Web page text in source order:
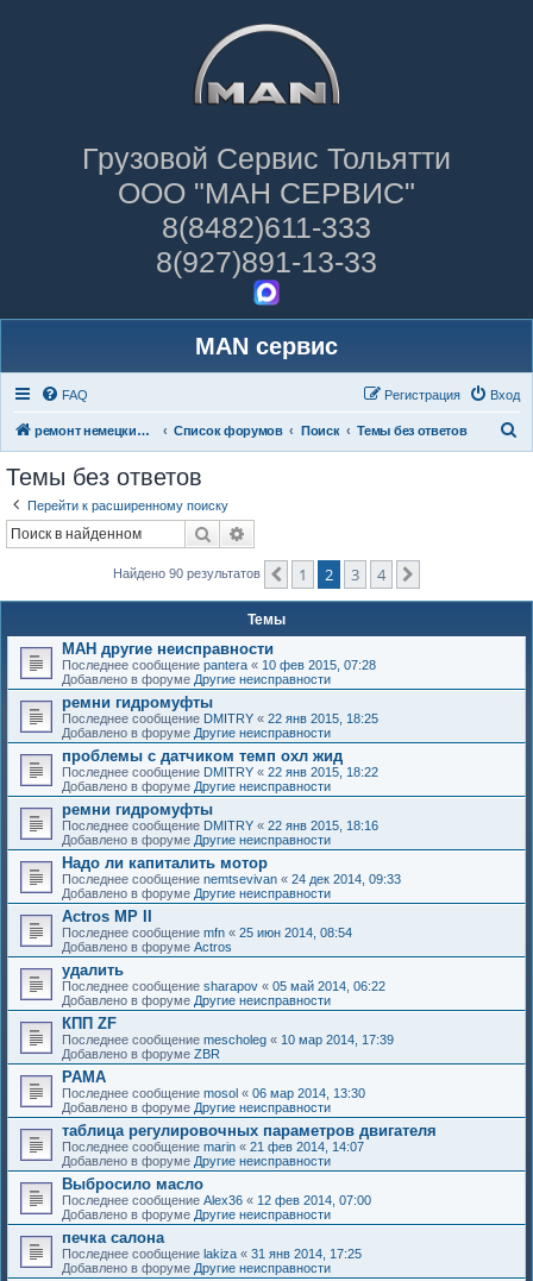
Грузовой Сервис Тольятти
ООО "МАН СЕРВИС"
8(8482)611-333
8(927)891-13-33
MAN сервис
FAQ Вход
Регистрация
ремонт немецких грузовиков Список форумов Поиск Темы без ответов
Темы без ответов
Перейти к расширенному поиску
Поиск
Найдено 90 результатов Пред.
1 2 3 4
Темы
МАН другие неисправности
Последнее сообщение pantera « 10 фев 2015, 07:28
Добавлено в форуме Другие неисправности
ремни гидромуфты
Последнее сообщение DMITRY « 22 янв 2015, 18:25
Добавлено в форуме Другие неисправности
проблемы с датчиком темп охл жид
Последнее сообщение DMITRY « 22 янв 2015, 18:22
Добавлено в форуме Другие неисправности
ремни гидромуфты
Последнее сообщение DMITRY « 22 янв 2015, 18:16
Добавлено в форуме Другие неисправности
Надо ли капиталить мотор
Последнее сообщение nemtsevivan « 24 дек 2014, 09:33
Добавлено в форуме Другие неисправности
Actros MP II
Последнее сообщение mfn « 25 июн 2014, 08:54
Добавлено в форуме Actros
удалить
Последнее сообщение sharapov « 05 май 2014, 06:22
Добавлено в форуме Другие неисправности
КПП ZF
Последнее сообщение mescholeg « 10 мар 2014, 17:39
Добавлено в форуме ZBR
РАМА
Последнее сообщение mosol « 06 мар 2014, 13:30
Добавлено в форуме Другие неисправности
таблица регулировочных параметров двигателя
Последнее сообщение marin « 21 фев 2014, 14:07
Добавлено в форуме Другие неисправности
Выбросило масло
Последнее сообщение Alex36 « 12 фев 2014, 07:00
Добавлено в форуме Другие неисправности
печка салона
Последнее сообщение lakiza « 31 янв 2014, 17:25
Добавлено в форуме Другие неисправности